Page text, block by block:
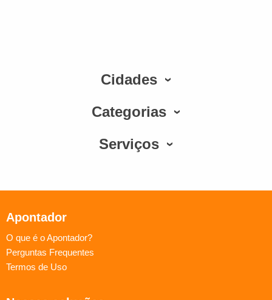
Cidades
Categorias
Serviços
Apontador
O que é o Apontador?
Perguntas Frequentes
Termos de Uso